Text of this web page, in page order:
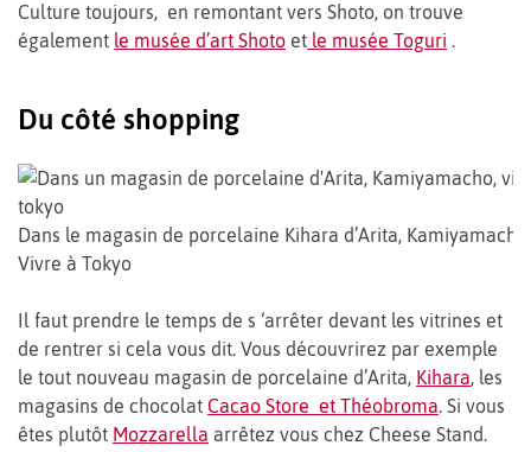
Culture toujours, en remontant vers Shoto, on trouve
également le musée d’art Shoto et le musée Toguri .
Du côté shopping
Dans le magasin de porcelaine Kihara d’Arita,
Vivre à Tokyo
Il faut prendre le temps de s ‘arrêter devant les vitrines et
de rentrer si cela vous dit. Vous découvrirez par exemple
le tout nouveau magasin de porcelaine d’Arita, Kihara, les
magasins de chocolat Cacao Store et Théobroma. Si vous
êtes plutôt Mozzarella arrêtez vous chez Cheese Stand.